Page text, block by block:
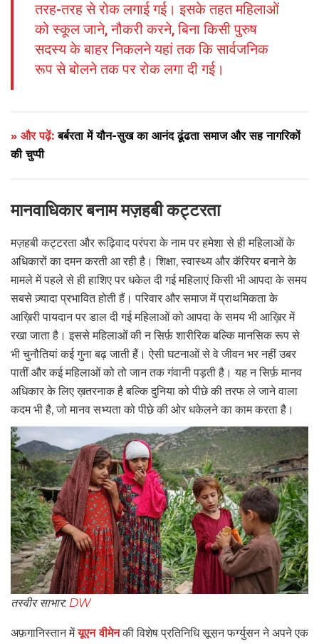
तरह-तरह से रोक लगाई गई। इसके तहत महिलाओं
को स्कूल जाने, नौकरी करने, बिना किसी पुरुष
सदस्य के बाहर निकलने यहां तक कि सार्वजनिक
रूप से बोलने तक पर रोक लगा दी गई।
» और पढ़ें:बर्बरता में यौन-सुख का आनंद ढूंढता समाज और सह नागरिकों
की चुप्पी
मानवाधिकार बनाम मज़हबी कट्टरता
मज़हबी कट्टरता और रूढ़िवाद परंपरा के नाम पर हमेशा से ही महिलाओं के
अधिकारों का दमन करती आ रही है। शिक्षा, स्वास्थ्य और कॅरियर बनाने के
मामले में पहले से ही हाशिए पर धकेल दी गई महिलाएं किसी भी आपदा के समय
सबसे ज़्यादा प्रभावित होती हैं। परिवार और समाज में प्राथमिकता के
आख़िरी पायदान पर डाल दी गई महिलाओं को आपदा के समय भी आख़िर में
रखा जाता है। इससे महिलाओं की न सिर्फ़ शारीरिक बल्कि मानसिक रूप से
भी चुनौतियां कई गुना बढ़ जाती हैं। ऐसी घटनाओं से वे जीवन भर नहीं उबर
पातीं और कई महिलाओं को तो जान तक गंवानी पड़ती है। यह न सिर्फ़ मानव
अधिकार के लिए ख़तरनाक है बल्कि दुनिया को पीछे की तरफ ले जाने वाला
कदम भी है, जो मानव सभ्यता को पीछे की ओर धकेलने का काम करता है।
तस्वीर साभार: DW
अफ़गानिस्तान मेंयूएन वीमेन की विशेष प्रतिनिधि सूस़न फर्ग्युसन ने अपने एक